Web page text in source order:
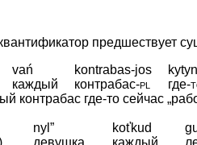
предшествует
vań kontrabas-jos
каждый контрабас‑pl где‑
контрабас где-то сейчас
nyl” koťkud
девушка каждый